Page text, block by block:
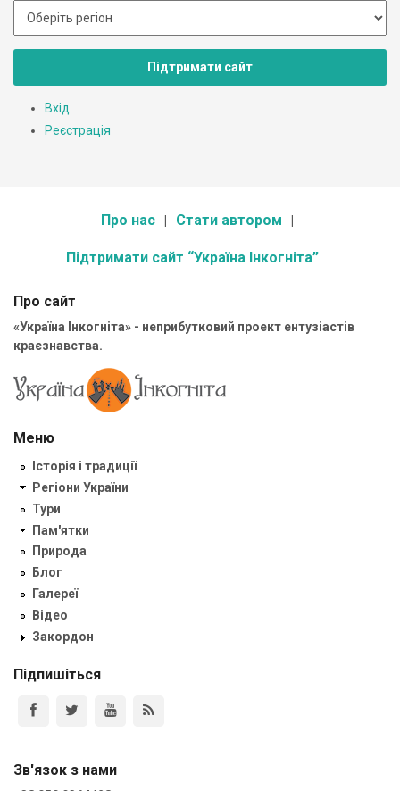
Підтримати сайт
Вхід
Реєстрація
Про нас Стати автором
Підтримати сайт “Україна Інкогніта”
Про сайт
«Україна Інкогніта» - неприбутковий проект ентузіастів
краєзнавства.
Меню
Історія і традиції
Регіони України
Тури
Пам'ятки
Природа
Блог
Галереї
Відео
Закордон
Підпишіться
Зв'язок з нами